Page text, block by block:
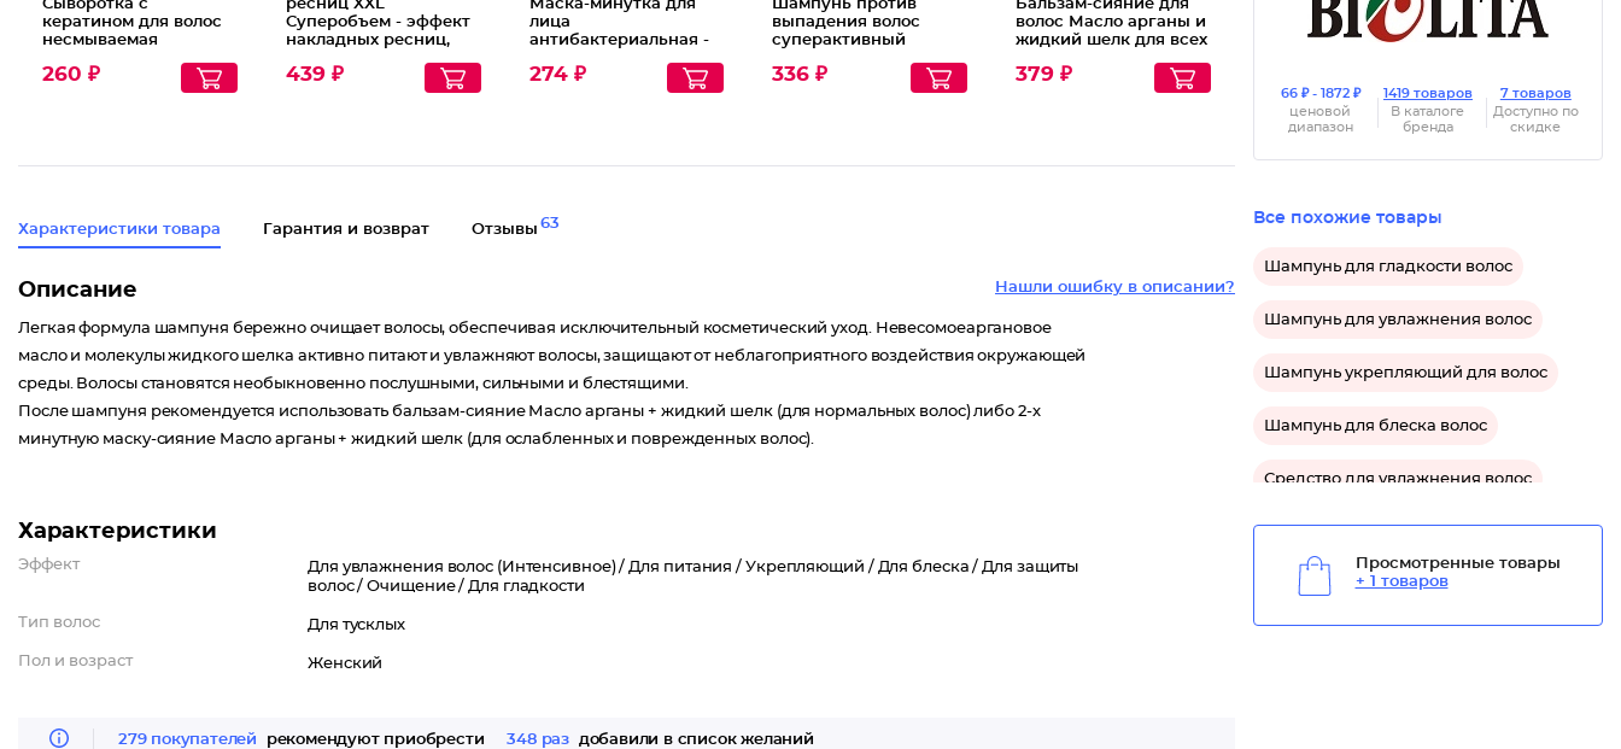
Сыворотка с
кератином для волос
несмываемая
восстановление
260 ₽
ресниц XXL
Суперобъем - эффект
накладных ресниц,
439 ₽
Маска-минутка для
лица
антибактериальная -
274 ₽
Шампунь против
выпадения волос
суперактивный
336 ₽
Бальзам-сияние для
волос Масло арганы и
жидкий шелк для всех
379 ₽
Характеристики товара Гарантия и возврат Отзывы 63
Нашли ошибку в описании?
Описание
Легкая формула шампуня бережно очищает волосы, обеспечивая исключительный косметический уход. Невесомоеаргановое
масло и молекулы жидкого шелка активно питают и увлажняют волосы, защищают от неблагоприятного воздействия окружающей
среды. Волосы становятся необыкновенно послушными, сильными и блестящими.
После шампуня рекомендуется использовать бальзам-сияние Масло арганы + жидкий шелк (для нормальных волос) либо 2-х
минутную маску-сияние Масло арганы + жидкий шелк (для ослабленных и поврежденных волос).
Характеристики
Эффект Для увлажнения волос (Интенсивное) /Для питания / Укрепляющий / Для блеска /Для защиты
волос /Очищение /Для гладкости
Тип волос Для тусклых
Пол и возраст Женский
279 покупателей рекомендуют приобрести 348 раз добавили в список желаний
66 ₽ - 1872 ₽
ценовой
диапазон
1419 товаров
В каталоге
бренда
7 товаров
Доступно по
скидке
Все похожие товары
Шампунь для гладкости волос
Шампунь для увлажнения волос
Шампунь укрепляющий для волос
Шампунь для блеска волос
Средство для увлажнения волос
Средство для очищения волос
Просмотренные товары
+ 1 товаров